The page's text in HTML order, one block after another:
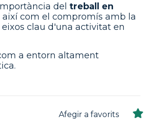
del treball en
així com el compromís amb la
clau d'una activitat en
a entorn altament
Afegir a favorits